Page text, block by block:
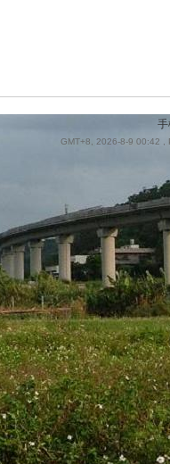
手
GMT+8, 2026-8-9 00:42 ,